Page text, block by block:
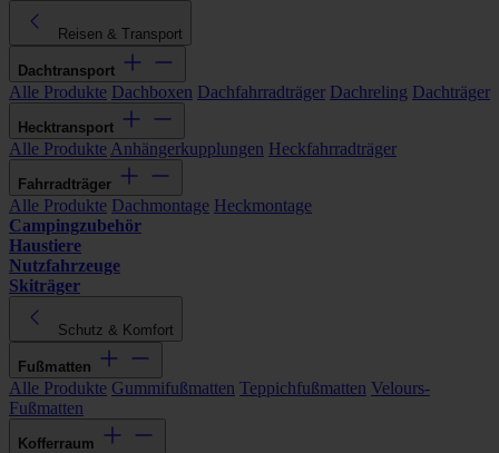
Reisen & Transport
Dachtransport
Alle Produkte Dachboxen Dachfahrradträger Dachreling Dachträger
Hecktransport
Alle Produkte Anhängerkupplungen Heckfahrradträger
Fahrradträger
Alle Produkte Dachmontage Heckmontage
Campingzubehör
Haustiere
Nutzfahrzeuge
Skiträger
Schutz & Komfort
Fußmatten
Alle Produkte Gummifußmatten Teppichfußmatten Velours-
Fußmatten
Kofferraum